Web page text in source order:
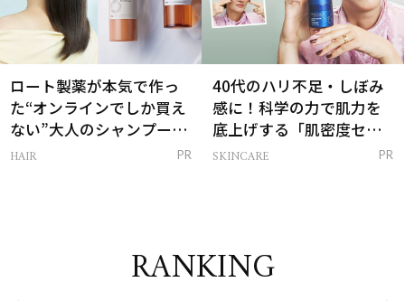
ロート製薬が本気で作っ
た“オンラインでしか買え
ない”大人のシャンプー＆
トリートメントって？
HAIR PR
40代のハリ不足・しぼみ
感に！科学の力で肌力を
底上げする「肌密度セラ
ム」
SKINCARE PR
RANKING